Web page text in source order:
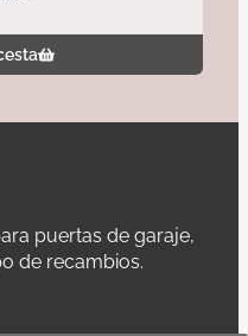
puertas de garaje,
de recambios.